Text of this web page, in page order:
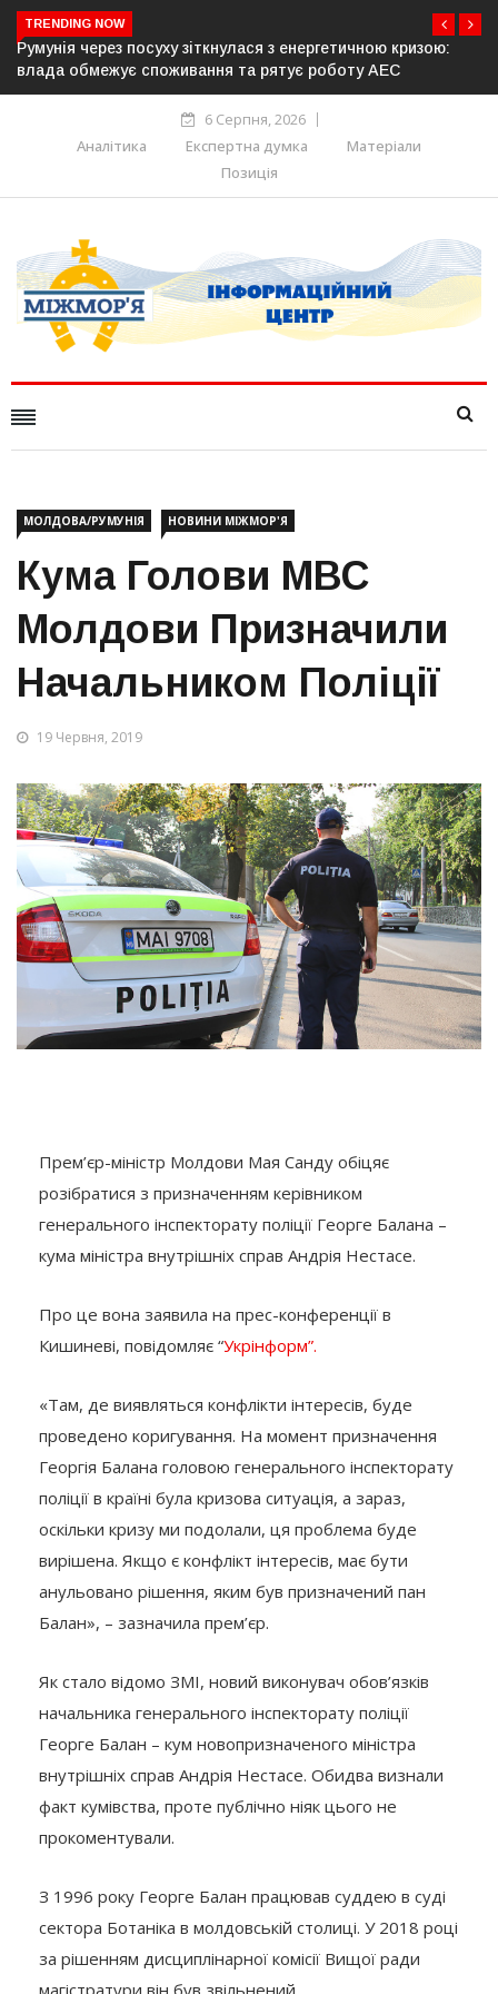
TRENDING NOW
кризою:
АЕС
Латвія готова направити до 20 військових для
розблокування Ормузької протоки
6 Серпня, 2026
Аналітика
Експертна думка
Матеріали
Позиція
МОЛДОВА/РУМУНІЯ НОВИНИ МІЖМОР'Я
Кума Голови МВС
Молдови Призначили
Начальником Поліції
19 Червня, 2019
Прем’єр-міністр Молдови Мая Санду обіцяє
розібратися з призначенням керівником
генерального інспекторату поліції Георге Балана –
кума міністра внутрішніх справ Андрія Нестасе.
Про це вона заявила на прес-конференції в
Кишиневі, повідомляє “Укрінформ”.
«Там, де виявляться конфлікти інтересів, буде
проведено коригування. На момент призначення
Георгія Балана головою генерального інспекторату
поліції в країні була кризова ситуація, а зараз,
оскільки кризу ми подолали, ця проблема буде
вирішена. Якщо є конфлікт інтересів, має бути
анульовано рішення, яким був призначений пан
Балан», – зазначила прем’єр.
Як стало відомо ЗМІ, новий виконувач обов’язків
начальника генерального інспекторату поліції
Георге Балан – кум новопризначеного міністра
внутрішніх справ Андрія Нестасе. Обидва визнали
факт кумівства, проте публічно ніяк цього не
прокоментували.
З 1996 року Георге Балан працював суддею в суді
сектора Ботаніка в молдовській столиці. У 2018 році
за рішенням дисциплінарної комісії Вищої ради
магістратури він був звільнений.